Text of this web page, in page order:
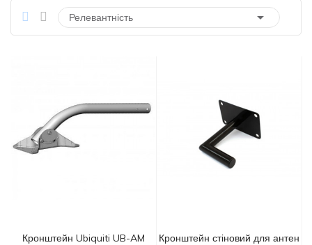
Релевантність 
Кронштейн Ubiquiti UB-AM
Кронштейн стіновий для антен